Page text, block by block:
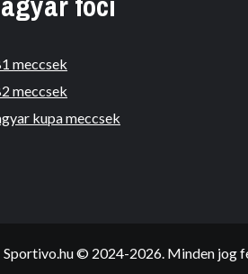
meccsek
meccsek
kupa meccsek
Sportivo.hu © 2024-2026. Minden jog